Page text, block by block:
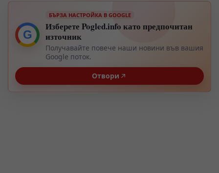
G
БЪРЗА НАСТРОЙКА В GOOGLE
Изберете Pogled.info като предпочитан
източник
Получавайте повече наши новини във вашия
Google поток.
Отвори